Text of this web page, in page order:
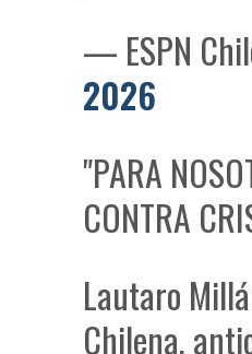
— ESPN
2026
"PARA
CONTRA
Lautaro
Chilena,